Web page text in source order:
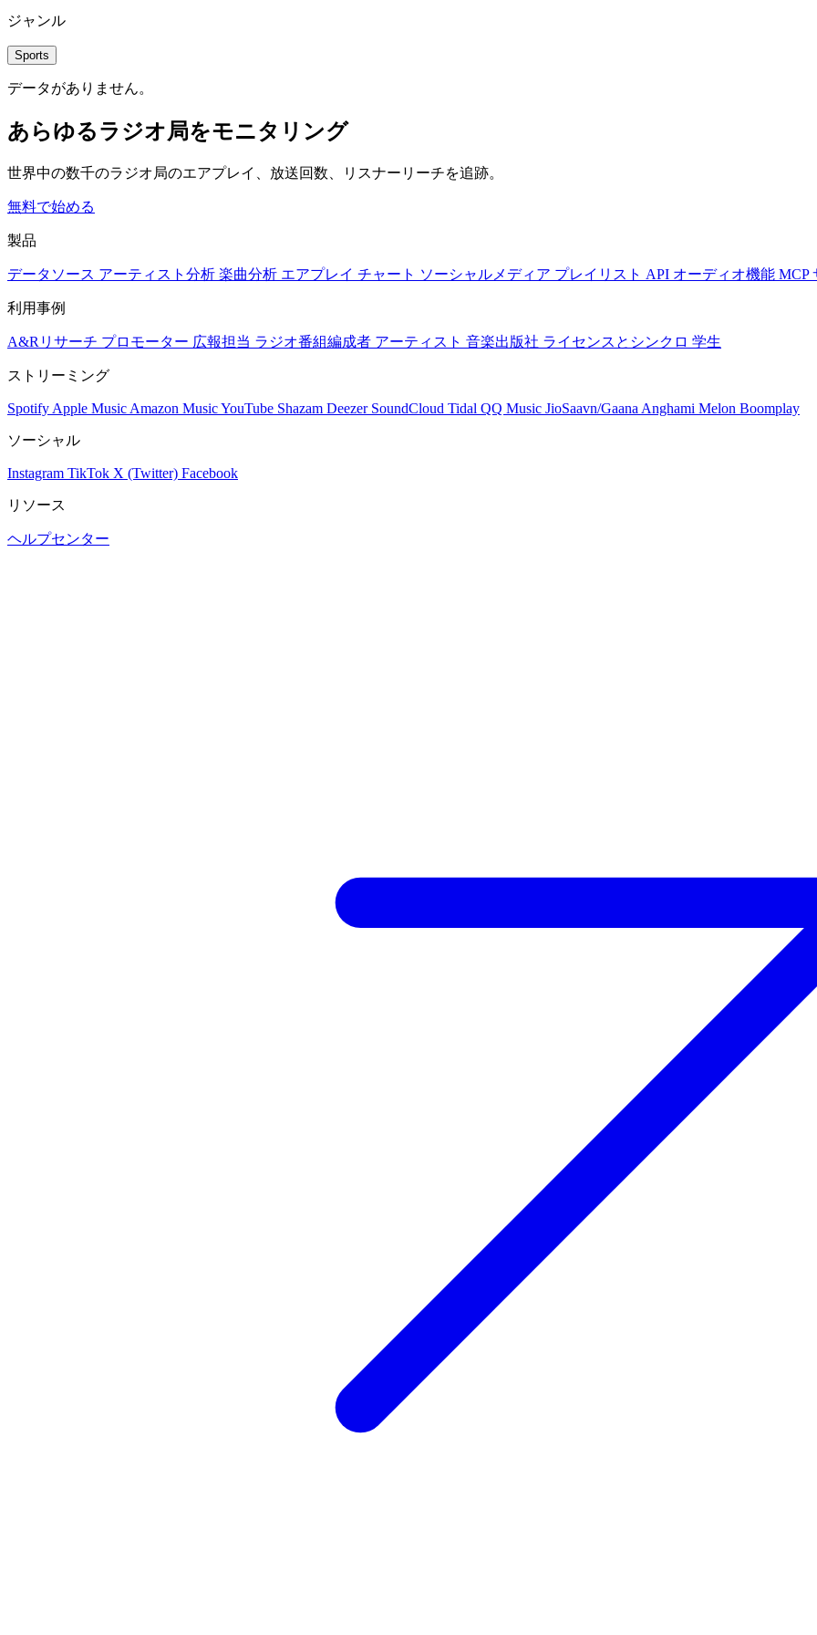
ジャンル
Sports
データがありません。
あらゆるラジオ局をモニタリング
世界中の数千のラジオ局のエアプレイ、放送回数、リスナーリーチを追跡。
無料で始める
製品
データソース アーティスト分析 楽曲分析 エアプレイ チャート ソーシャルメディア プレイリスト API オーディオ機能 MCP
利用事例
A&Rリサーチ プロモーター 広報担当 ラジオ番組編成者 アーティスト 音楽出版社 ライセンスとシンクロ 学生
ストリーミング
Spotify Apple Music Amazon MusicYouTube Shazam Deezer SoundCloud Tidal QQ Music JioSaavn/Gaana Anghami Melon Boomplay
ソーシャル
Instagram TikTok X (Twitter) Facebook
リソース
ヘルプセンター